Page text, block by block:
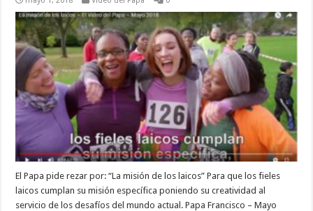
El Papa pide rezar por: “La misión de los laicos” Para que los fieles
laicos cumplan su misión específica poniendo su creatividad al
servicio de los desafíos del mundo actual. Papa Francisco – Mayo